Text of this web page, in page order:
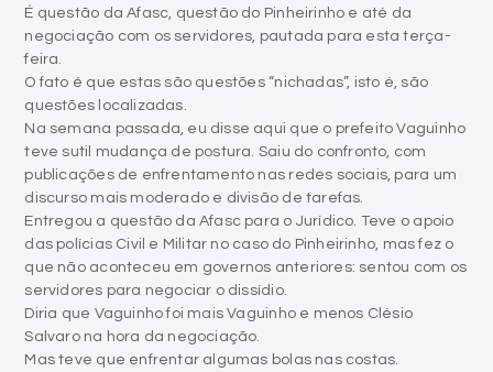
É questão da Afasc, questão do Pinheirinho e até da
negociação com os servidores, pautada para esta terça-
feira.
O fato é que estas são questões “nichadas”, isto é, são
questões localizadas.
Na semana passada, eu disse aqui que o prefeito Vaguinho
teve sutil mudança de postura. Saiu do confronto, com
publicações de enfrentamento nas redes sociais, para um
discurso mais moderado e divisão de tarefas.
Entregou a questão da Afasc para o Jurídico. Teve o apoio
das polícias Civil e Militar no caso do Pinheirinho, mas fez o
que não aconteceu em governos anteriores: sentou com os
servidores para negociar o dissídio.
Diria que Vaguinho foi mais Vaguinho e menos Clésio
Salvaro na hora da negociação.
Mas teve que enfrentar algumas bolas nas costas.